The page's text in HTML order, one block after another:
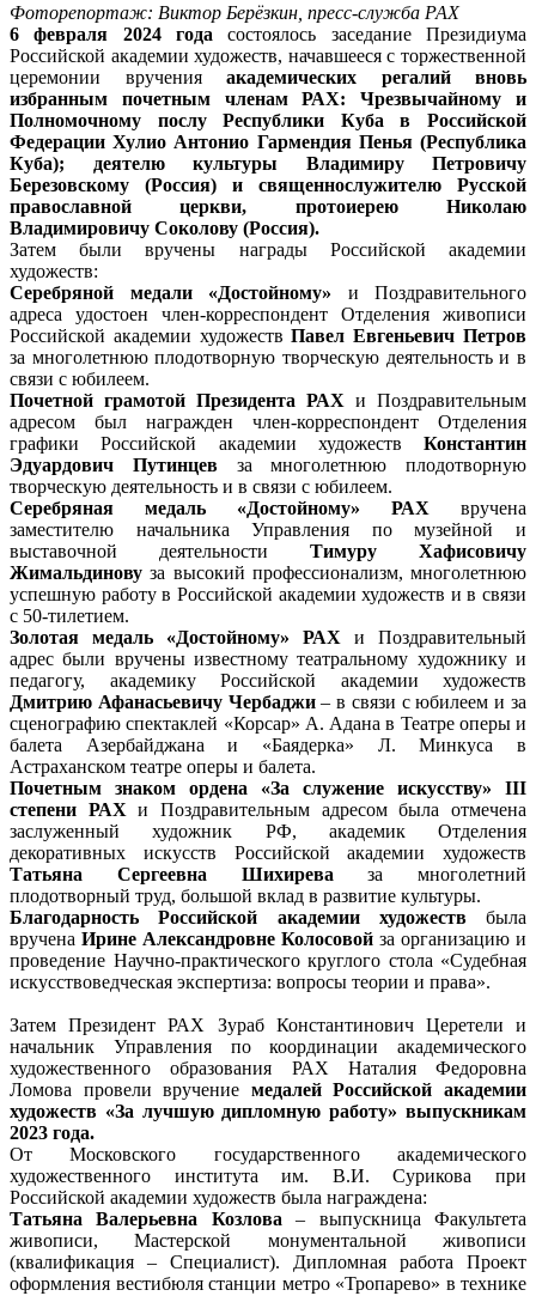
Фоторепортаж: Виктор Берёзкин, пресс-служба РАХ
6 февраля 2024 года состоялось заседание Президиума
Российской академии художеств, начавшееся с торжественной
церемонии вручения академических регалий вновь
избранным почетным членам РАХ: Чрезвычайному и
Полномочному послу Республики Куба в Российской
Федерации Хулио Антонио Гармендия Пенья (Республика
Куба); деятелю культуры Владимиру Петровичу
Березовскому (Россия) и священнослужителю Русской
православной церкви, протоиерею Николаю
Владимировичу Соколову (Россия).
Затем были вручены награды Российской академии
художеств:
Серебряной медали «Достойному» и Поздравительного
адреса удостоен член-корреспондент Отделения живописи
Российской академии художествПавел Евгеньевич Петров
за многолетнюю плодотворную творческую деятельность и в
связи с юбилеем.
Почетной грамотой Президента РАХ и Поздравительным
адресом был награжден член-корреспондент Отделения
графики Российской академии художеств Константин
Эдуардович Путинцев за многолетнюю плодотворную
творческую деятельность и в связи с юбилеем.
Серебряная медаль «Достойному» РАХ вручена
заместителю начальника Управления по музейной и
выставочной деятельности Тимуру Хафисовичу
Жимальдинову за высокий профессионализм, многолетнюю
успешную работу в Российской академии художеств и в связи
с 50-тилетием.
Золотая медаль «Достойному» РАХ и Поздравительный
адрес были вручены известному театральному художнику и
педагогу, академику Российской академии художеств
Дмитрию Афанасьевичу Чербаджи– в связи с юбилеем и за
сценографию спектаклей «Корсар» А. Адана в Театре оперы и
балета Азербайджана и «Баядерка» Л. Минкуса в
Астраханском театре оперы и балета.
Почетным знаком ордена «За служение искусству» III
степени РАХ и Поздравительным адресом была отмечена
заслуженный художник РФ, академик Отделения
декоративных искусств Российской академии художеств
Татьяна Сергеевна Шихиреваза многолетний
плодотворный труд, большой вклад в развитие культуры.
Благодарность Российской академии художествбыла
вручена Ирине Александровне Колосовой за организацию и
проведение Научно-практического круглого стола «Судебная
искусствоведческая экспертиза: вопросы теории и права».
Затем Президент РАХ Зураб Константинович Церетели и
начальник Управления по координации академического
художественного образования РАХ Наталия Федоровна
Ломова провели вручение медалей Российской академии
художеств «За лучшую дипломную работу» выпускникам
2023 года.
От Московского государственного академического
художественного института им. В.И. Сурикова при
Российской академии художеств была награждена:
Татьяна Валерьевна Козлова – выпускница Факультета
живописи, Мастерской монументальной живописи
(квалификация – Специалист). Дипломная работа Проект
оформления вестибюля станции метро «Тропарево» в технике